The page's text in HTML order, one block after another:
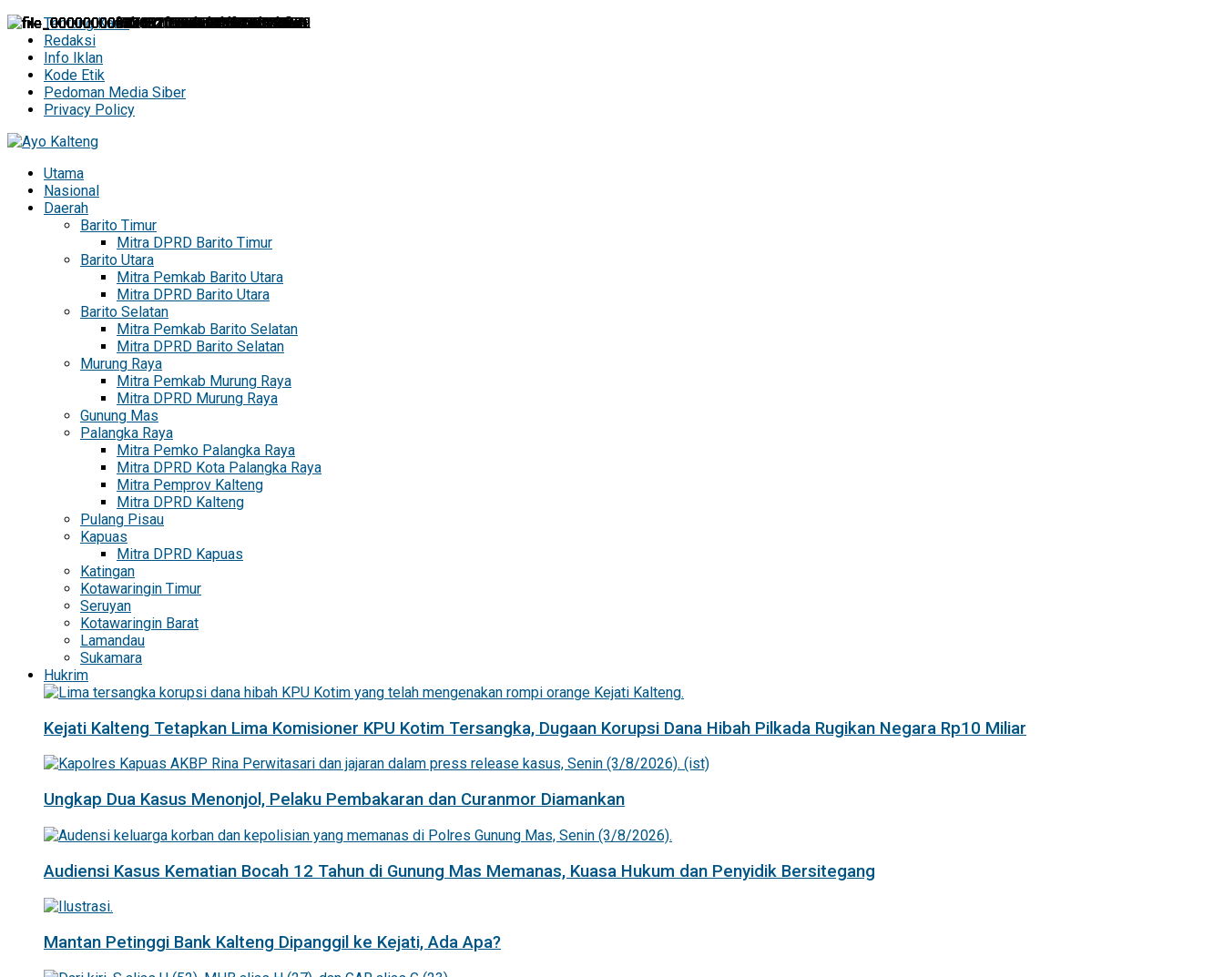
Tentang Kami
Redaksi
Info Iklan
Kode Etik
Pedoman Media Siber
Privacy Policy
Utama
Nasional
Daerah
Barito Timur
Mitra DPRD Barito Timur
Barito Utara
Mitra Pemkab Barito Utara
Mitra DPRD Barito Utara
Barito Selatan
Mitra Pemkab Barito Selatan
Mitra DPRD Barito Selatan
Murung Raya
Mitra Pemkab Murung Raya
Mitra DPRD Murung Raya
Gunung Mas
Palangka Raya
Mitra Pemko Palangka Raya
Mitra DPRD Kota Palangka Raya
Mitra Pemprov Kalteng
Mitra DPRD Kalteng
Pulang Pisau
Kapuas
Mitra DPRD Kapuas
Katingan
Kotawaringin Timur
Seruyan
Kotawaringin Barat
Lamandau
Sukamara
Hukrim
Kejati Kalteng Tetapkan Lima Komisioner KPU Kotim Tersangka, Dugaan Korupsi Dana Hibah Pilkada Rugikan Negara Rp10 Miliar
Ungkap Dua Kasus Menonjol, Pelaku Pembakaran dan Curanmor Diamankan
Audiensi Kasus Kematian Bocah 12 Tahun di Gunung Mas Memanas, Kuasa Hukum dan Penyidik Bersitegang
Mantan Petinggi Bank Kalteng Dipanggil ke Kejati, Ada Apa?